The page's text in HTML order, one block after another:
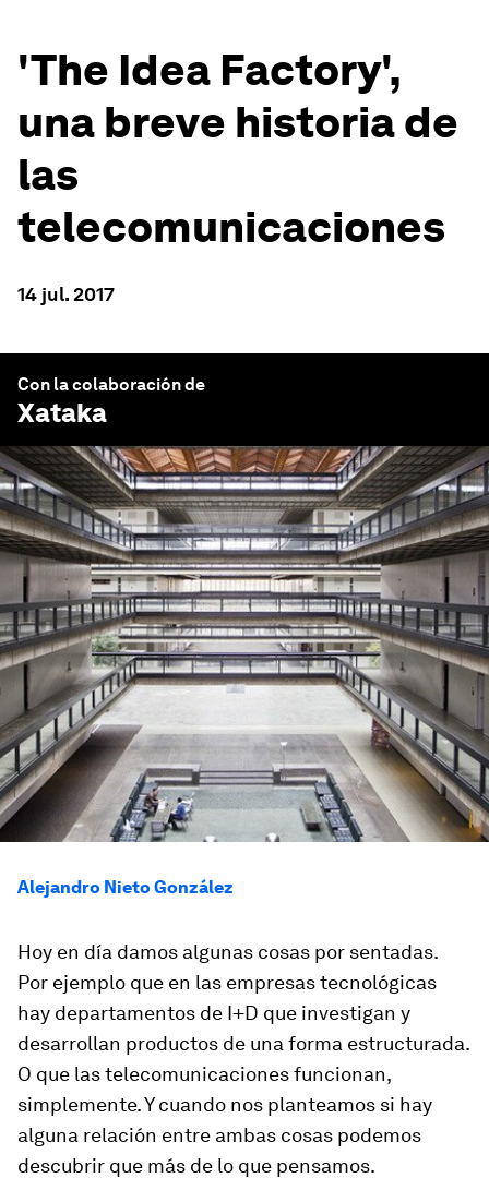
'The Idea Factory',
una breve historia de
las
telecomunicaciones
14 jul. 2017
Con la colaboración de
Xataka
Alejandro Nieto González
Hoy en día damos algunas cosas por sentadas.
Por ejemplo que en las empresas tecnológicas
hay departamentos de I+D que investigan y
desarrollan productos de una forma estructurada.
O que las telecomunicaciones funcionan,
simplemente. Y cuando nos planteamos si hay
alguna relación entre ambas cosas podemos
descubrir que más de lo que pensamos.